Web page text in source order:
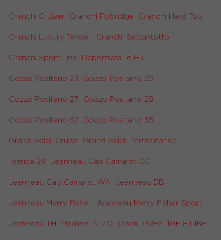
Cranchi Cruiser Cranchi Flybridge Cranchi Hard Top
Cranchi Luxury Tender Cranchi Settantotto
Cranchi Sport Line Deportivas eJET
Gozzo Positano 23 Gozzo Positano 25
Gozzo Positano 27 Gozzo Positano 28
Gozzo Positano 32 Gozzo Positano 38
Grand Soleil Cruise Grand Soleil Performance
Iberica 29 Jeanneau Cap Camarat CC
Jeanneau Cap Camarat WA Jeanneau DB
Jeanneau Merry Fisher Jeanneau Merry Fisher Sport
Jeanneau TH Medline N-ZO Open PRESTIGE F LINE